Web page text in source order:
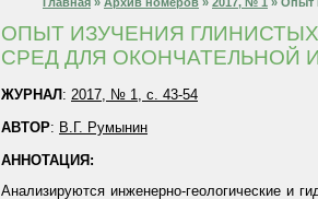
ОПЫТ ИЗУЧЕНИЯ
СРЕД ДЛЯ ОКОНЧАТЕЛЬНОЙ
ЖУРНАЛ : 2017, № 1, с. 43-54
АВТОР: В.Г. Румынин
АННОТАЦИЯ:
Анализируются инженерно-геологические и